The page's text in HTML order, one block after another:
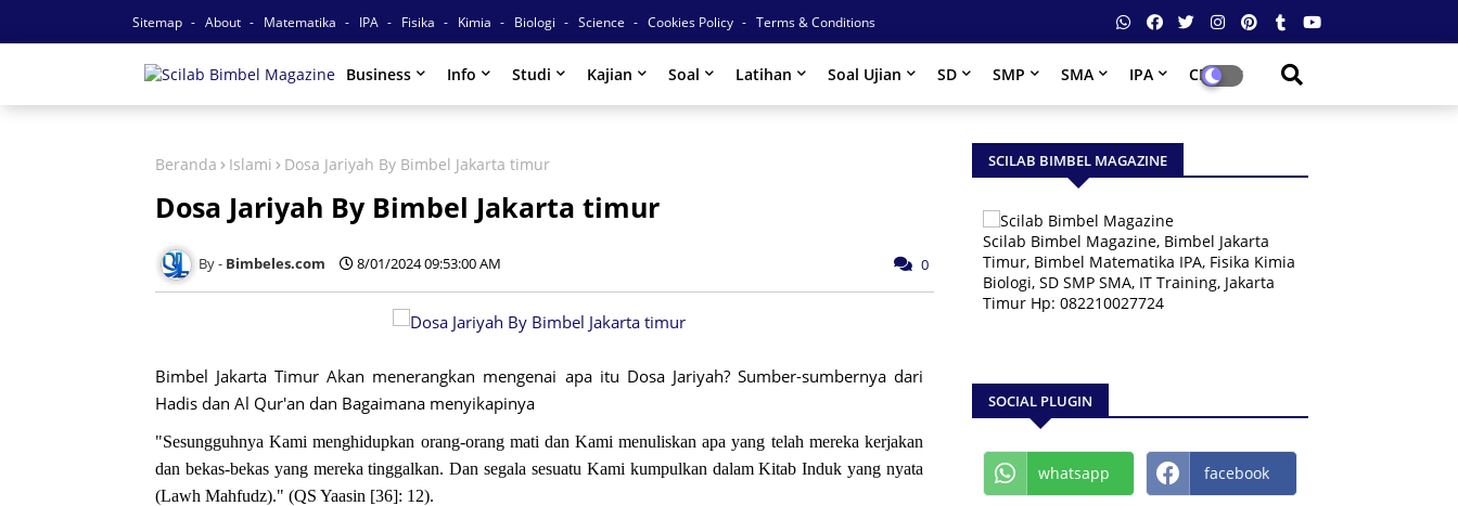
Sitemap About Matematika IPA Fisika Kimia Biologi Science Cookies Policy Terms & Conditions
Business Info Studi Kajian Soal Latihan Soal Ujian SD SMP SMA IPA CPNS
Beranda Islami Dosa Jariyah By Bimbel Jakarta timur
Dosa Jariyah By Bimbel Jakarta timur
Bimbeles.com 8/01/2024 09:53:00 AM 0
Bimbel Jakarta Timur Akan menerangkan mengenai apa itu Dosa Jariyah? Sumber-sumbernya dari
Hadis dan Al Qur'an dan Bagaimana menyikapinya
"Sesungguhnya Kami menghidupkan orang-orang mati dan Kami menuliskan apa yang telah mereka kerjakan
dan bekas-bekas yang mereka tinggalkan. Dan segala sesuatu Kami kumpulkan dalam Kitab Induk yang nyata
(Lawh Mahfudz)." (QS Yaasin [36]: 12).
SCILAB BIMBEL MAGAZINE
Scilab Bimbel Magazine, Bimbel Jakarta
Timur, Bimbel Matematika IPA, Fisika Kimia
Biologi, SD SMP SMA, IT Training, Jakarta
Timur Hp: 082210027724
SOCIAL PLUGIN
whatsapp facebook